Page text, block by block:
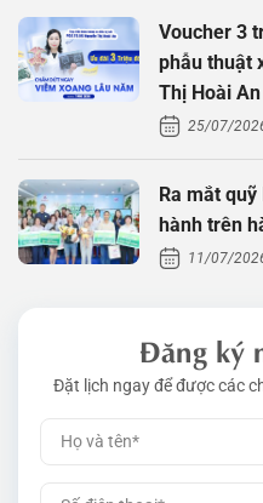
Voucher 3
phẫu thuật
Thị Hoài An
25/07/
Ra mắt
hành trên
11/07/
Đăng ký
Đặt lịch ngay để được các